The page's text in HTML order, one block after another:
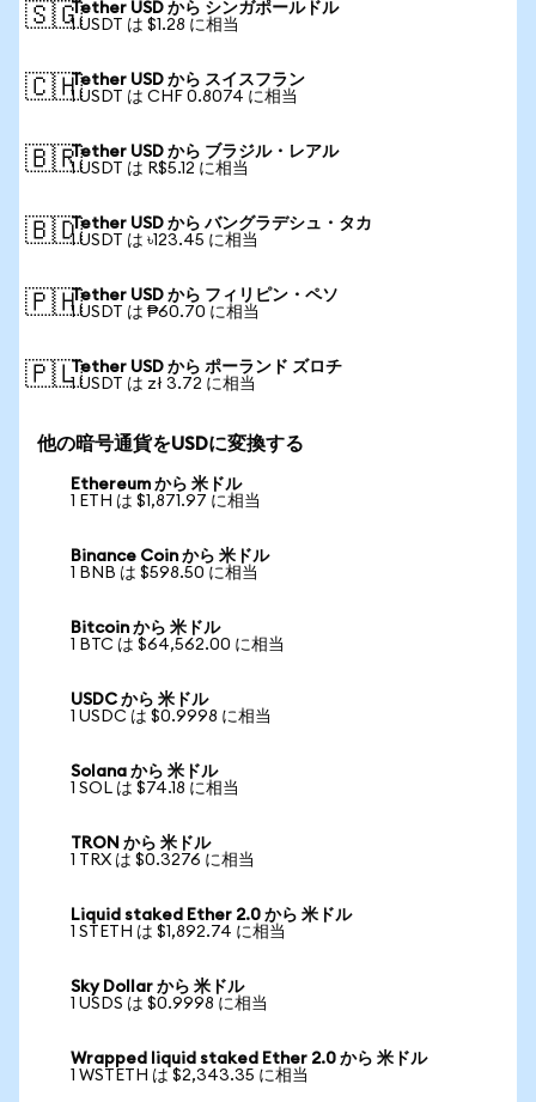
🇸🇬Tether USD から シンガポールドル
1 USDT は $1.28 に相当
🇨🇭Tether USD から スイスフラン
1 USDT は CHF 0.8074 に相当
🇧🇷Tether USD から ブラジル・レアル
1 USDT は R$5.12 に相当
🇧🇩Tether USD から バングラデシュ・タカ
1 USDT は ৳123.45 に相当
🇵🇭Tether USD から フィリピン・ペソ
1 USDT は ₱60.70 に相当
🇵🇱Tether USD から ポーランド ズロチ
1 USDT は zł 3.72 に相当
他の暗号通貨をUSDに変換する
Ethereum から 米ドル
1 ETH は $1,871.97 に相当
Binance Coin から 米ドル
1 BNB は $598.50 に相当
Bitcoin から 米ドル
1 BTC は $64,562.00 に相当
USDC から 米ドル
1 USDC は $0.9998 に相当
Solana から 米ドル
1 SOL は $74.18 に相当
TRON から 米ドル
1 TRX は $0.3276 に相当
Liquid staked Ether 2.0 から 米ドル
1 STETH は $1,892.74 に相当
Sky Dollar から 米ドル
1 USDS は $0.9998 に相当
Wrapped liquid staked Ether 2.0 から 米ドル
1 WSTETH は $2,343.35 に相当